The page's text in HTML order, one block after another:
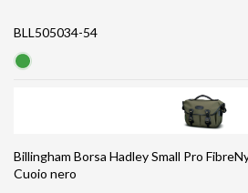
BLL505034-54
Billingham Borsa Hadley Small Pro
Cuoio nero